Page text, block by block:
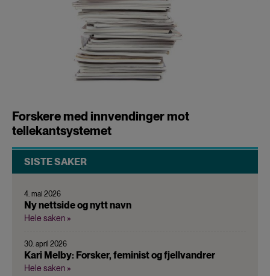
Forskere med innvendinger mot
tellekantsystemet
SISTE SAKER
4. mai 2026
Ny nettside og nytt navn
Hele saken »
30. april 2026
Kari Melby: Forsker, feminist og fjellvandrer
Hele saken »